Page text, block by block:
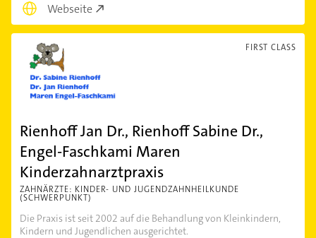
Webseite
FIRST CLASS
Rienhoff Jan Dr., Rienhoff Sabine Dr.,
Engel-Faschkami Maren
Kinderzahnarztpraxis
ZAHNÄRZTE: KINDER- UND JUGENDZAHNHEILKUNDE
(SCHWERPUNKT)
Die Praxis ist seit 2002 auf die Behandlung von Kleinkindern,
Kindern und Jugendlichen ausgerichtet.